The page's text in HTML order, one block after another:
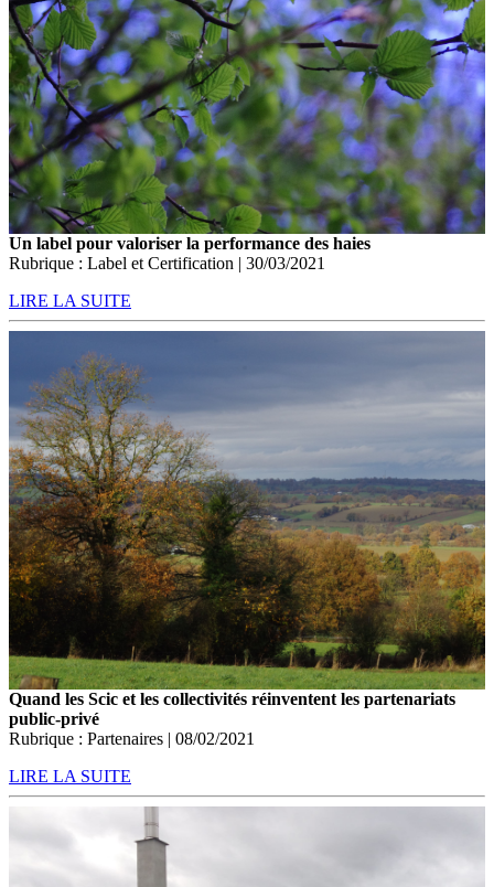
Un label pour valoriser la performance des haies
Rubrique : Label et Certification | 30/03/2021
LIRE LA SUITE
Quand les Scic et les collectivités réinventent les partenariats
public-privé
Rubrique : Partenaires | 08/02/2021
LIRE LA SUITE